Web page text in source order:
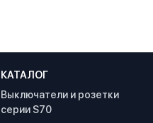
КАТАЛОГ
Выключатели и розетки
серии S70